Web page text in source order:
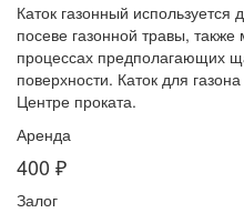
Каток газонный используется
посеве газонной травы,
процессах предполагающих
поверхности. Каток для
Центре проката.
Аренда
400 ₽
Залог